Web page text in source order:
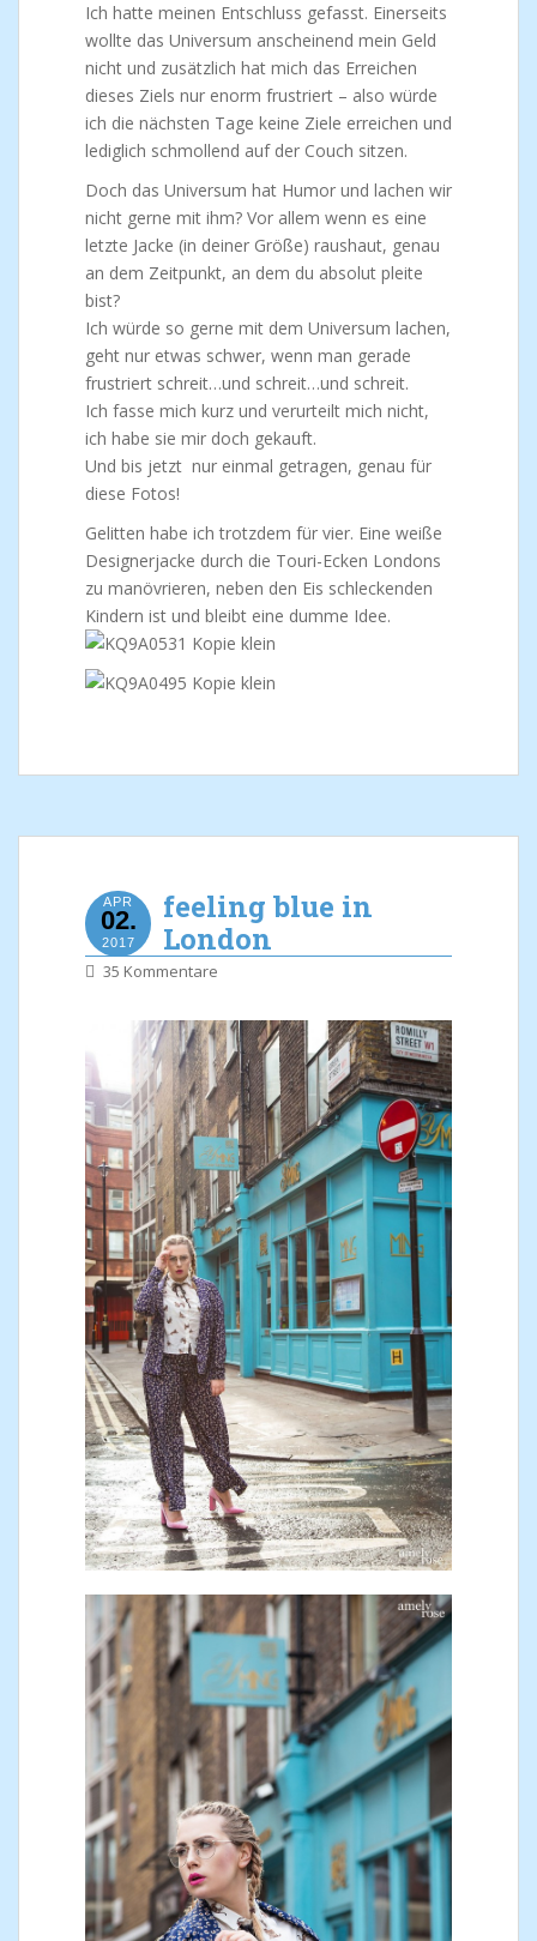
Ich hatte meinen Entschluss gefasst. Einerseits
wollte das Universum anscheinend mein Geld
nicht und zusätzlich hat mich das Erreichen
dieses Ziels nur enorm frustriert – also würde
ich die nächsten Tage keine Ziele erreichen und
lediglich schmollend auf der Couch sitzen.
Doch das Universum hat Humor und lachen wir
nicht gerne mit ihm? Vor allem wenn es eine
letzte Jacke (in deiner Größe) raushaut, genau
an dem Zeitpunkt, an dem du absolut pleite
bist?
Ich würde so gerne mit dem Universum lachen,
geht nur etwas schwer, wenn man gerade
frustriert schreit…und schreit…und schreit.
Ich fasse mich kurz und verurteilt mich nicht,
ich habe sie mir doch gekauft.
Und bis jetzt nur einmal getragen, genau für
diese Fotos!
Gelitten habe ich trotzdem für vier. Eine weiße
Designerjacke durch die Touri-Ecken Londons
zu manövrieren, neben den Eis schleckenden
Kindern ist und bleibt eine dumme Idee.
APR
02.
2017
feeling blue in
London
35 Kommentare